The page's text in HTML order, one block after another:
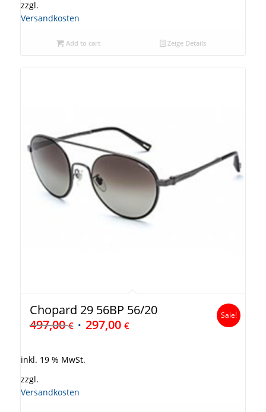
zzgl.
Versandkosten
Add to cart Zeige Details
Chopard 29 56BP 56/20
497,00€ 297,00 €
Sale!
inkl. 19 % MwSt.
zzgl.
Versandkosten